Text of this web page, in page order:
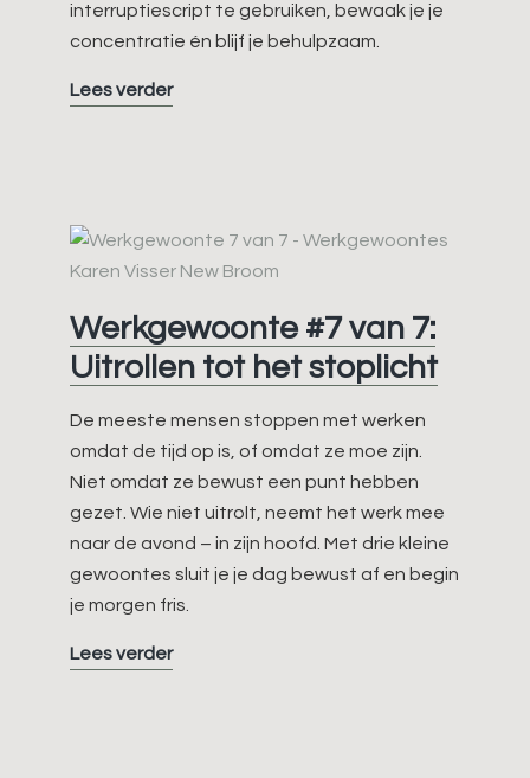
interruptiescript te gebruiken, bewaak je je
concentratie én blijf je behulpzaam.
Lees verderSlim
Werkgewoonte #7 van 7:
Uitrollen tot het stoplicht
De meeste mensen stoppen met werken
omdat de tijd op is, of omdat ze moe zijn.
Niet omdat ze bewust een punt hebben
gezet. Wie niet uitrolt, neemt het werk mee
naar de avond – in zijn hoofd. Met drie kleine
gewoontes sluit je je dag bewust af en begin
je morgen fris.
Lees verderWerkgewoonte